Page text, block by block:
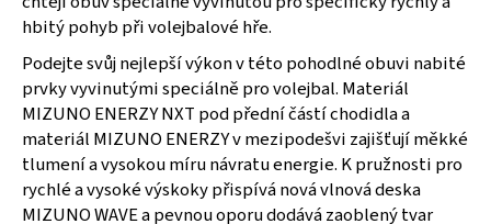
hbitý pohyb při volejbalové hře.
Podejte svůj nejlepší výkon v této pohodlné obuvi nabité
prvky vyvinutými speciálně pro volejbal. Materiál
MIZUNO ENERZY NXT pod přední částí chodidla a
materiál MIZUNO ENERZY v mezipodešvi zajišťují měkké
tlumení a vysokou míru návratu energie. K pružnosti pro
rychlé a vysoké výskoky přispívá nová vlnová deska
MIZUNO WAVE a pevnou oporu dodává zaoblený tvar
D
o
p
o
r
u
č